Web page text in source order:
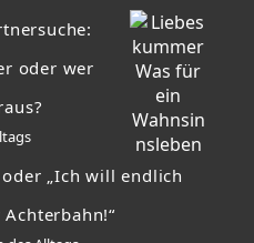
oder wer
„Ich will endlich